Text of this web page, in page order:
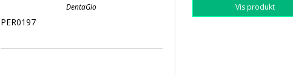
DentaGlo
PER0197
Vis produkt